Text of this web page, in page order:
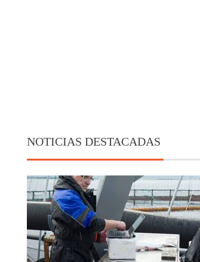
NOTICIAS DESTACADAS